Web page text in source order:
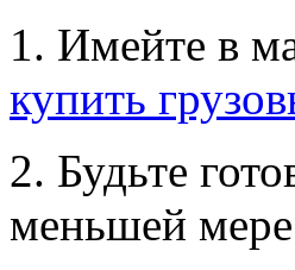
1. Имейте в
купить
2. Будьте
меньшей мере